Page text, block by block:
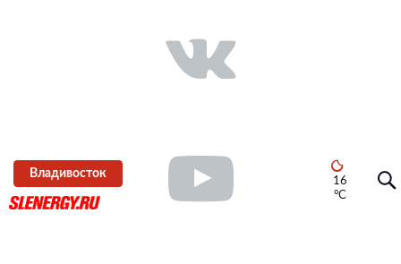
Владивосток
16
°C